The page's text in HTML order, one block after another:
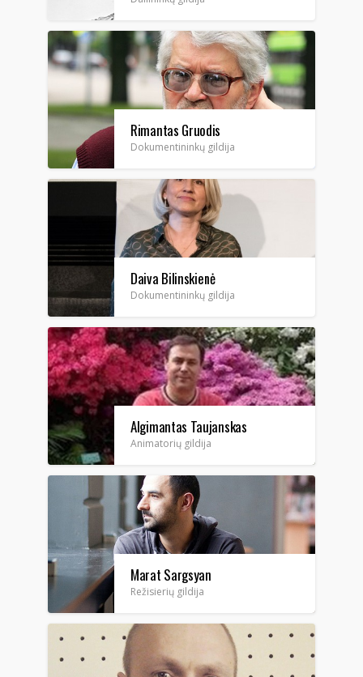
Rimantas Gruodis
Dokumentininkų gildija
Daiva Bilinskienė
Dokumentininkų gildija
Algimantas Taujanskas
Animatorių gildija
Marat Sargsyan
Režisierių gildija